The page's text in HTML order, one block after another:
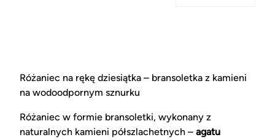
Różaniec na rękę dziesiątka – bransoletka z kamieni
na wodoodpornym sznurku
Różaniec w formie bransoletki, wykonany z
naturalnych kamieni półszlachetnych – agatu